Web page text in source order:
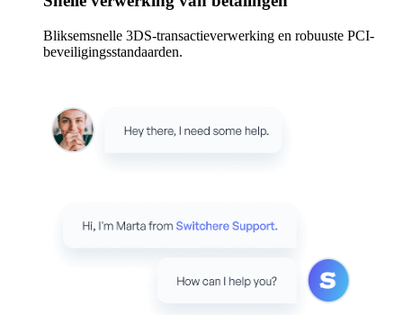
Bliksemsnelle 3DS-transactieverwerking en robuuste PCI-
beveiligingsstandaarden.